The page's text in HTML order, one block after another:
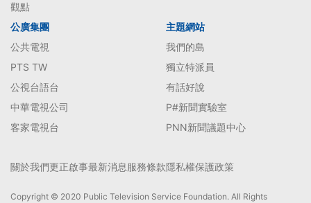
觀點
公廣集團
公共電視
PTS TW
公視台語台
中華電視公司
客家電視台
主題網站
我們的島
獨立特派員
有話好說
P#新聞實驗室
PNN新聞議題中心
關於我們更正啟事最新消息服務條款隱私權保護政策
Copyright © 2020 Public Television Service Foundation. All Rights